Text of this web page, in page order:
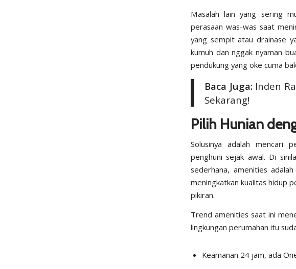
Masalah lain yang sering
perasaan was-was saat
yang sempit atau drainase
kumuh dan nggak nyaman
pendukung yang oke cuma
Baca Juga: Inden
Sekarang!
Pilih Hunian
Solusinya adalah mencari
penghuni sejak awal. Di
sederhana, amenities
meningkatkan kualitas hidup
pikiran.
Trendamenities saat ini
lingkungan perumahan itu
Keamanan 24 jam, ada